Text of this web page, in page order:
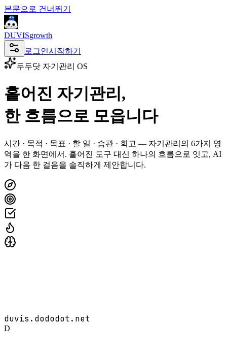
본문으로 건너뛰기
DUVISgrowth
로그인시작하기
두두닷 자기관리 OS
흩어진 자기관리,
한 흐름으로 모읍니다
시간 · 목적 · 목표 · 할 일 · 습관 · 회고 — 자기관리의 6가지 영
역을 한 화면에서. 흩어진 도구 대신 하나의 흐름으로 잇고, AI
가 다음 한 걸음을 솔직하게 제안합니다.
duvis.dododot.net
D